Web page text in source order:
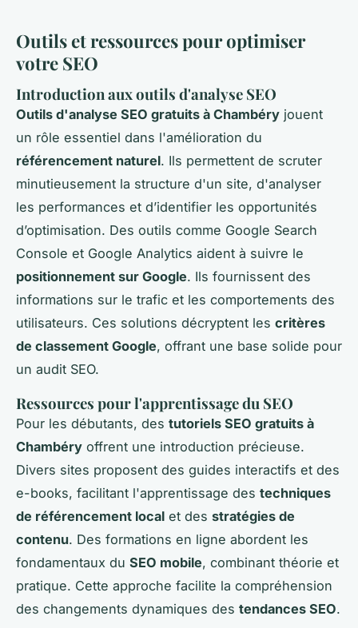
Outils et ressources pour optimiser
votre SEO
Introduction aux outils d'analyse SEO
Outils d'analyse SEO gratuits à Chambéry jouent
un rôle essentiel dans l'amélioration du
référencement naturel. Ils permettent de scruter
minutieusement la structure d'un site, d'analyser
les performances et d’identifier les opportunités
d’optimisation. Des outils comme Google Search
Console et Google Analytics aident à suivre le
positionnement sur Google. Ils fournissent des
informations sur le trafic et les comportements des
utilisateurs. Ces solutions décryptent les critères
de classement Google, offrant une base solide pour
un audit SEO.
Ressources pour l'apprentissage du SEO
Pour les débutants, des tutoriels SEO gratuits à
Chambéry offrent une introduction précieuse.
Divers sites proposent des guides interactifs et des
e-books, facilitant l'apprentissage des techniques
de référencement local et des stratégies de
contenu. Des formations en ligne abordent les
fondamentaux du SEO mobile, combinant théorie et
pratique. Cette approche facilite la compréhension
des changements dynamiques des tendances SEO.